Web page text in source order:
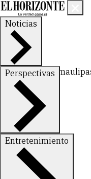
Noticias
Nuevo León
Perspectivas
FinanzasOpinión
Entretenimiento